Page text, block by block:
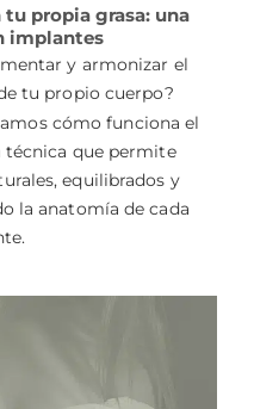
propia grasa: una
implantes
y armonizar el
tu propio cuerpo?
cómo funciona el
que permite
equilibrados y
la anatomía de cada